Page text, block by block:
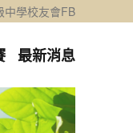
中學校友會FB
最新消息